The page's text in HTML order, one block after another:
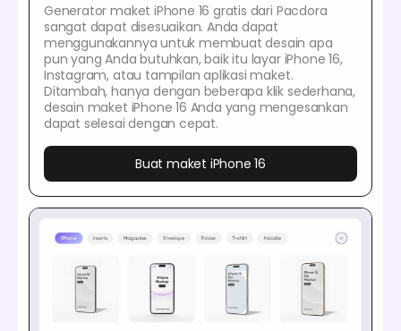
Generator maket iPhone 16 gratis dari Pacdora
sangat dapat disesuaikan. Anda dapat
menggunakannya untuk membuat desain apa
pun yang Anda butuhkan, baik itu layar iPhone 16,
Instagram, atau tampilan aplikasi maket.
Ditambah, hanya dengan beberapa klik sederhana,
desain maket iPhone 16 Anda yang mengesankan
dapat selesai dengan cepat.
Buat maket iPhone 16